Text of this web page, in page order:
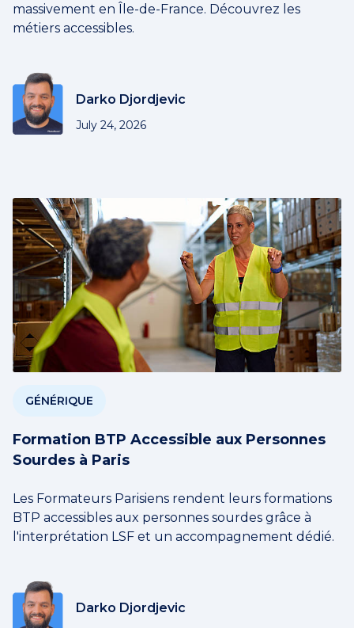
massivement en Île-de-France. Découvrez les
métiers accessibles.
Darko Djordjevic
July 24, 2026
GÉNÉRIQUE
Formation BTP Accessible aux Personnes
Sourdes à Paris
Les Formateurs Parisiens rendent leurs formations
BTP accessibles aux personnes sourdes grâce à
l'interprétation LSF et un accompagnement dédié.
Darko Djordjevic